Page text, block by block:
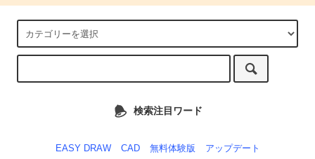
検索注目ワード
EASY DRAW CAD 無料体験版
アップデート